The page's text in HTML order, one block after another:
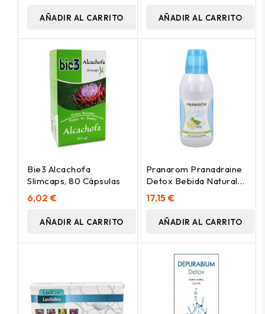
AÑADIR AL CARRITO AÑADIR AL CARRITO
Bie3 Alcachofa
Slimcaps, 80 Cápsulas
6,02 €
AÑADIR AL CARRITO
Pranarom Pranadraine
Detox Bebida Natural
500Ml
17,15 €
AÑADIR AL CARRITO